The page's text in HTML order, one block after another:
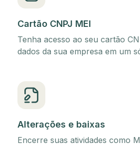
Cartão CNPJ MEI
Tenha acesso ao seu cartão
dados da sua empresa em um
Alterações e baixas
Encerre suas atividades como